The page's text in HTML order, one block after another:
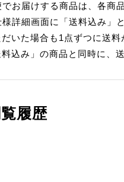
お届けする商品は、各商
詳細画面に「送料込み」
いた場合も1点ずつに送
料込み」の商品と同時に、
履歴